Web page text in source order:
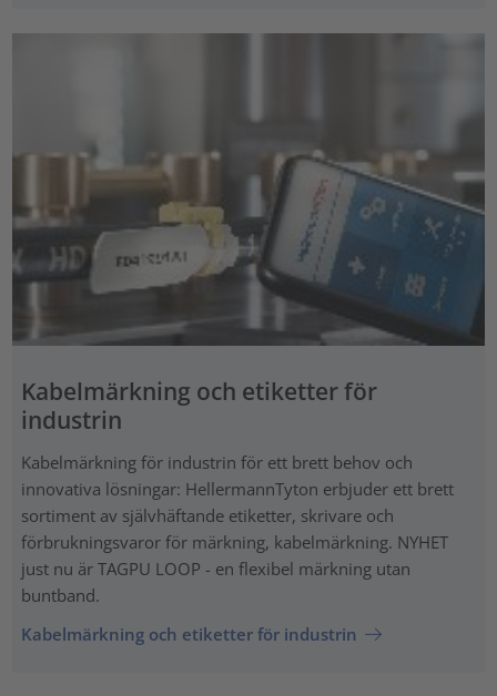
Kabelmärkning och etiketter för
industrin
Kabelmärkning för industrin för ett brett behov och
innovativa lösningar: HellermannTyton erbjuder ett brett
sortiment av självhäftande etiketter, skrivare och
förbrukningsvaror för märkning, kabelmärkning. NYHET
just nu är TAGPU LOOP - en flexibel märkning utan
buntband.
Kabelmärkning och etiketter för industrin